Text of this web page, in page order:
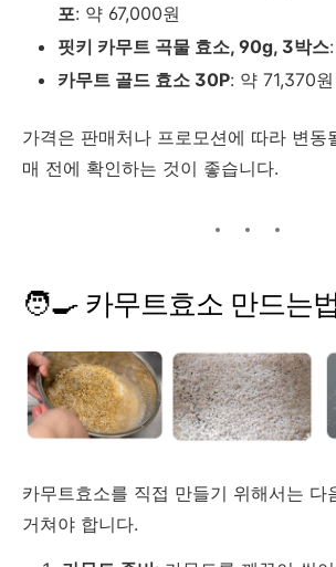
포: 약 67,000원
핏키 카무트 곡물 효소, 90g, 3박스:
카무트 골드 효소 30P: 약 71,370원
가격은 판매처나 프로모션에 따라 변동
매 전에 확인하는 것이 좋습니다.
🧑‍🍳 카무트효소 만드는법
카무트효소를 직접 만들기 위해서는 다
거쳐야 합니다.